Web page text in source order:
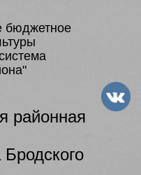
бюджетное
районная